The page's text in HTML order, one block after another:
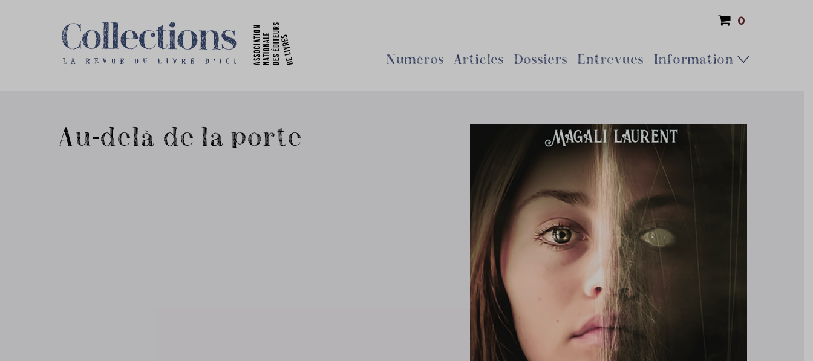
0
Numéros Articles Dossiers Entrevues Information
Au-delà de la porte